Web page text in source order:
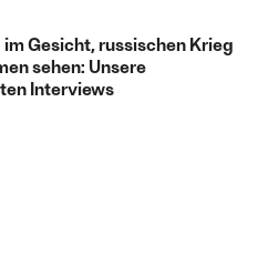
Gesicht, russischen Krieg
sehen: Unsere
Interviews